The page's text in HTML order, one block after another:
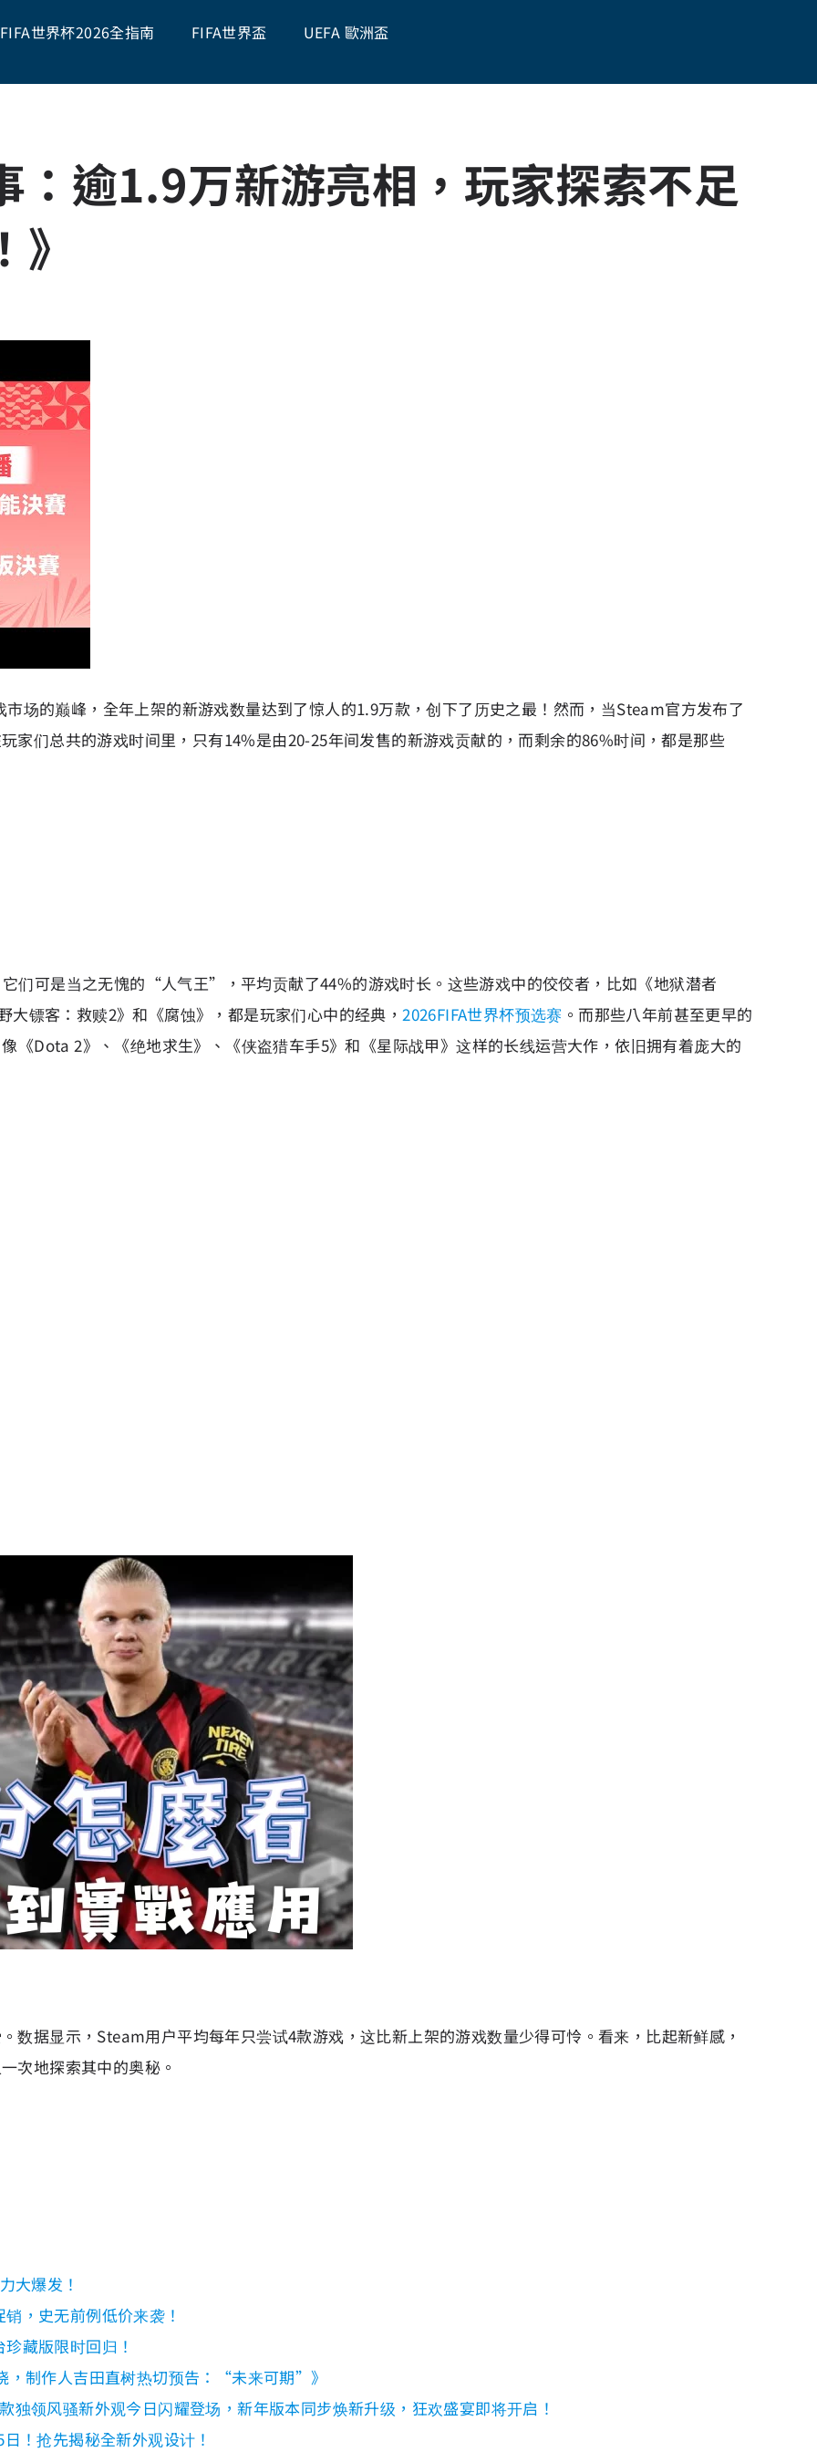
FIFA世界杯2026全指南 FIFA世界盃 UEFA 歐洲盃
逾1.9万新游亮相，玩家探索不足
的巅峰，全年上架的新游戏数量达到了惊人的1.9万款，创下了历史之最！然而，当Steam官方发布了
家们总共的游戏时间里，只有14%是由20-25年间发售的新游戏贡献的，而剩余的86%时间，都是那些
可是当之无愧的“人气王”，平均贡献了44%的游戏时长。这些游戏中的佼佼者，比如《地狱潜者
大镖客：救赎2》和《腐蚀》，都是玩家们心中的经典，2026FIFA世界杯预选赛 。而那些八年前甚至更早的
《Dota 2》、《绝地求生》、《侠盗猎车手5》和《星际战甲》这样的长线运营大作，依旧拥有着庞大的
显示，Steam用户平均每年只尝试4款游戏，这比新上架的游戏数量少得可怜。看来，比起新鲜感，
次地探索其中的奥秘。
大爆发！
，史无前例低价来袭！
藏版限时回归！
，制作人吉田直树热切预告：“未来可期”》
独领风骚新外观今日闪耀登场，新年版本同步焕新升级，狂欢盛宴即将开启！
！抢先揭秘全新外观设计！